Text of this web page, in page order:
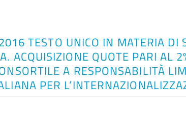
TESTO UNICO IN MATERIA DI
ACQUISIZIONE QUOTE PARI AL
A RESPONSABILITÀ
PER